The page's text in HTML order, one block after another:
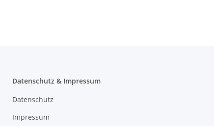
Datenschutz & Impressum
Datenschutz
Impressum